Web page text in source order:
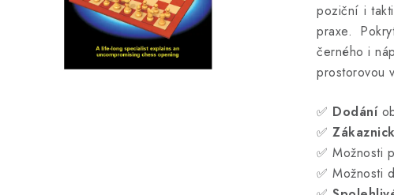
poziční i
praxe.
černého i
prostorovou
✅ Dodání
✅
✅ Možnosti
✅ Možnosti